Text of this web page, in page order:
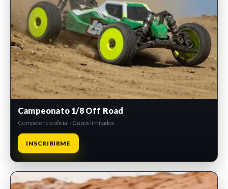
Campeonato 1/8 Off Road
Competencia oficial · Cupos limitados
INSCRIBIRME
INSCRIPCIONES ABIERTAS